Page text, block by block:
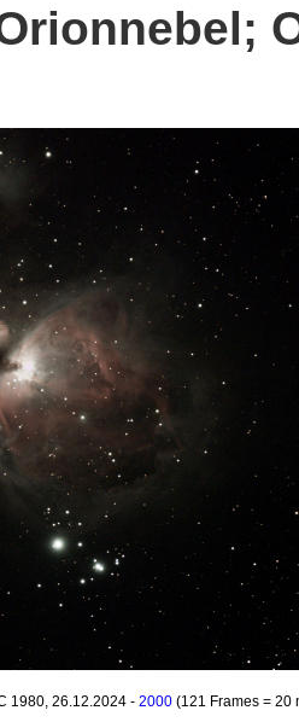
1980, 26.12.2024 - 2000 (121 Frames = 20